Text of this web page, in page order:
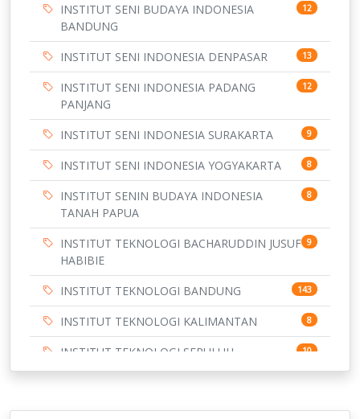
INSTITUT SENI BUDAYA INDONESIA
BANDUNG
12
INSTITUT SENI INDONESIA DENPASAR 13
INSTITUT SENI INDONESIA PADANG
PANJANG
12
INSTITUT SENI INDONESIA SURAKARTA 9
INSTITUT SENI INDONESIA YOGYAKARTA 8
INSTITUT SENIN BUDAYA INDONESIA
TANAH PAPUA
8
INSTITUT TEKNOLOGI BACHARUDDIN JUSUF
HABIBIE
9
INSTITUT TEKNOLOGI BANDUNG 143
INSTITUT TEKNOLOGI KALIMANTAN 8
INSTITUT TEKNOLOGI SEPULUH
NOVEMBER
10